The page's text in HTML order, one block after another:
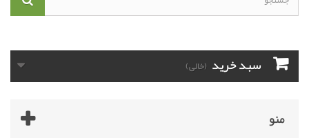
سبد خرید (خالی)
منو